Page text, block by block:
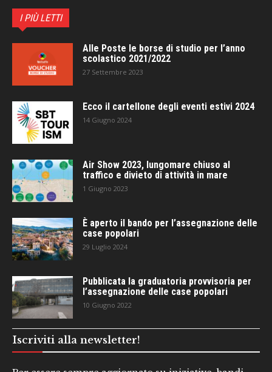
I PIÙ LETTI
Alle Poste le borse di studio per l’anno
scolastico 2021/2022
27 Settembre 2023
Ecco il cartellone degli eventi estivi 2024
14 Giugno 2024
Air Show 2023, lungomare chiuso al
traffico e divieto di attività in mare
1 Giugno 2023
È aperto il bando per l’assegnazione delle
case popolari
29 Luglio 2024
Pubblicata la graduatoria provvisoria per
l’assegnazione delle case popolari
10 Giugno 2022
Iscriviti alla newsletter!